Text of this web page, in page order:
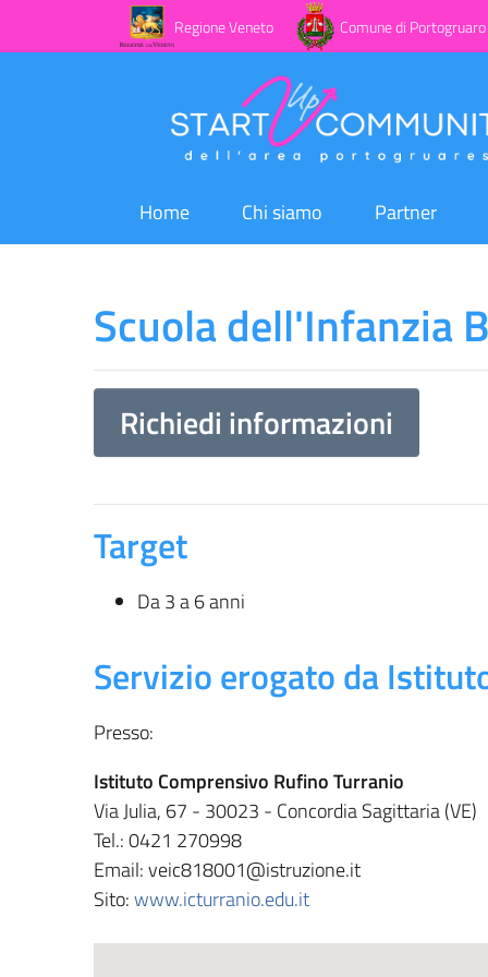
Regione Veneto Comune di Portogruaro
Home Chi siamo Partner
Scuola dell'Infanzia
Richiedi informazioni
Target
Da 3 a 6 anni
Servizio erogato da
Presso:
Istituto Comprensivo Rufino Turranio
Via Julia, 67 - 30023 - Concordia Sagittaria (VE)
Tel.: 0421 270998
Email: veic818001@istruzione.it
Sito:www.icturranio.edu.it